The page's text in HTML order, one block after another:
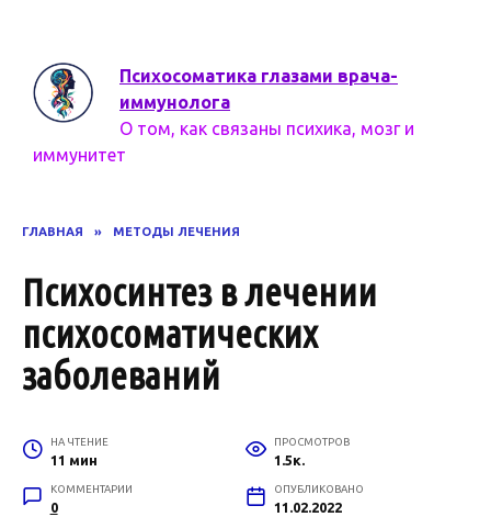
Психосоматика глазами врача-
иммунолога
О том, как связаны психика, мозг и
иммунитет
ГЛАВНАЯ » МЕТОДЫ ЛЕЧЕНИЯ
Психосинтез в лечении
психосоматических
заболеваний
НА ЧТЕНИЕ
11 мин
ПРОСМОТРОВ
1.5к.
КОММЕНТАРИИ
0
ОПУБЛИКОВАНО
11.02.2022